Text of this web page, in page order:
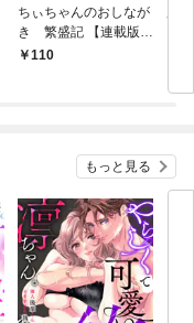
ちぃちゃんのおしなが
き 繁盛記 【連載版】
１110
もっと見る